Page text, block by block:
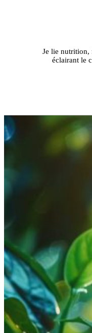
Je lie nutrition,
éclairant le